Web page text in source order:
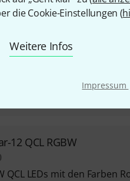
die Cookie-Einstellungen (
Weitere Infos
Impressum
12 Swing QCL Zoom Bar
QCL RGBW LEDs (homogene
12 QCL RGBW
QCL LEDs mit den Farben